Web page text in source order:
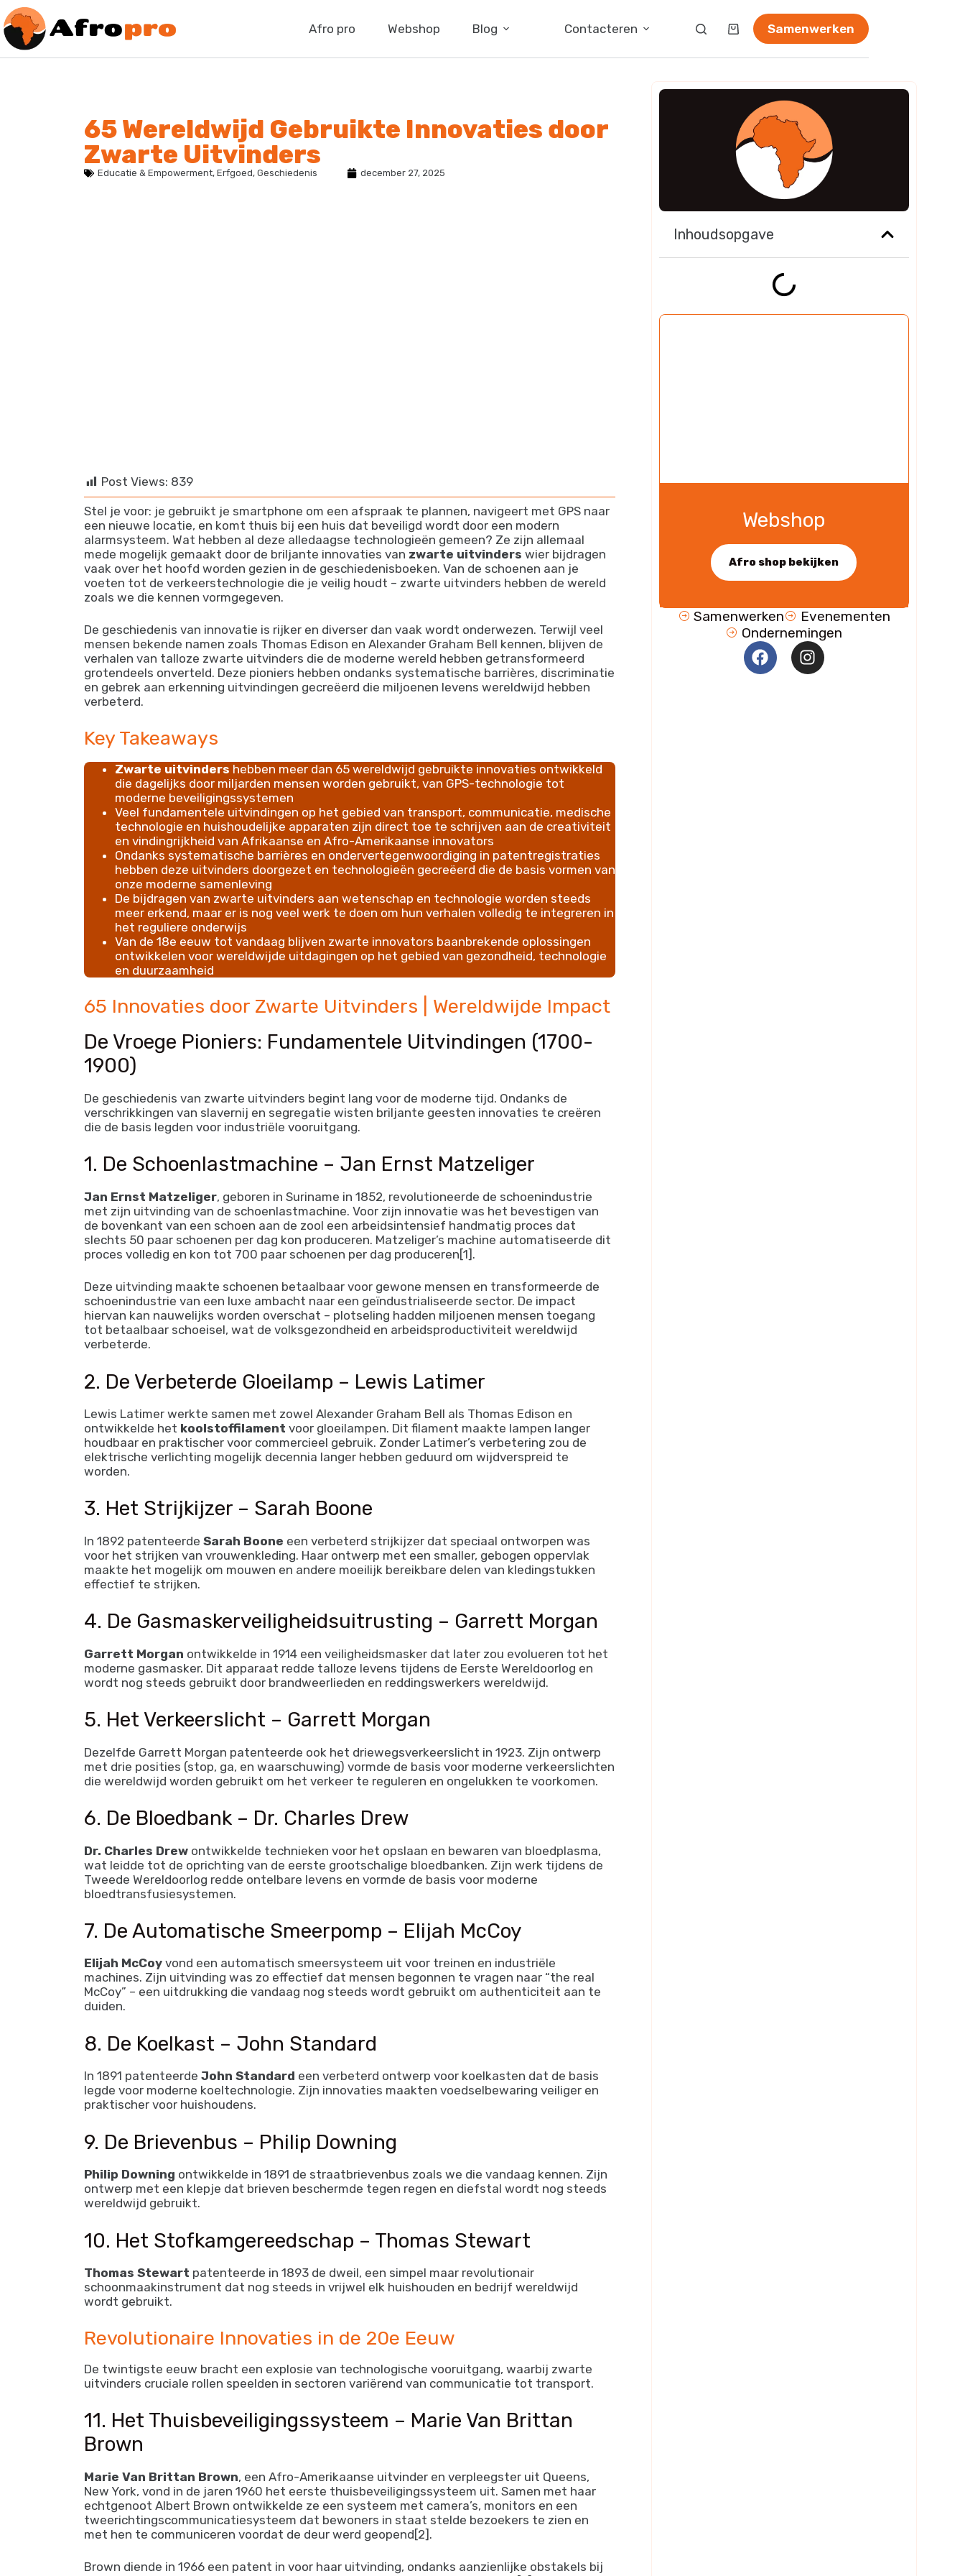
Afro pro Webshop Blog Contacteren Samenwerken
65 Wereldwijd Gebruikte Innovaties door
Zwarte Uitvinders
Educatie & Empowerment,Erfgoed,Geschiedenis december 27, 2025
Post Views: 839
Stel je voor: je gebruikt je smartphone om een afspraak te plannen, navigeert met GPS naar
een nieuwe locatie, en komt thuis bij een huis dat beveiligd wordt door een modern
alarmsysteem. Wat hebben al deze alledaagse technologieën gemeen? Ze zijn allemaal
mede mogelijk gemaakt door de briljante innovaties van zwarte uitvinders wier bijdragen
vaak over het hoofd worden gezien in de geschiedenisboeken. Van de schoenen aan je
voeten tot de verkeerstechnologie die je veilig houdt – zwarte uitvinders hebben de wereld
zoals we die kennen vormgegeven.
De geschiedenis van innovatie is rijker en diverser dan vaak wordt onderwezen. Terwijl veel
mensen bekende namen zoals Thomas Edison en Alexander Graham Bell kennen, blijven de
verhalen van talloze zwarte uitvinders die de moderne wereld hebben getransformeerd
grotendeels onverteld. Deze pioniers hebben ondanks systematische barrières, discriminatie
en gebrek aan erkenning uitvindingen gecreëerd die miljoenen levens wereldwijd hebben
verbeterd.
Key Takeaways
Zwarte uitvinders hebben meer dan 65 wereldwijd gebruikte innovaties ontwikkeld
die dagelijks door miljarden mensen worden gebruikt, van GPS-technologie tot
moderne beveiligingssystemen
Veel fundamentele uitvindingen op het gebied van transport, communicatie, medische
technologie en huishoudelijke apparaten zijn direct toe te schrijven aan de creativiteit
en vindingrijkheid van Afrikaanse en Afro-Amerikaanse innovators
Ondanks systematische barrières en ondervertegenwoordiging in patentregistraties
hebben deze uitvinders doorgezet en technologieën gecreëerd die de basis vormen van
onze moderne samenleving
De bijdragen van zwarte uitvinders aan wetenschap en technologie worden steeds
meer erkend, maar er is nog veel werk te doen om hun verhalen volledig te integreren in
het reguliere onderwijs
Van de 18e eeuw tot vandaag blijven zwarte innovators baanbrekende oplossingen
ontwikkelen voor wereldwijde uitdagingen op het gebied van gezondheid, technologie
en duurzaamheid
65 Innovaties door Zwarte Uitvinders | Wereldwijde Impact
De Vroege Pioniers: Fundamentele Uitvindingen (1700-
1900)
De geschiedenis van zwarte uitvinders begint lang voor de moderne tijd. Ondanks de
verschrikkingen van slavernij en segregatie wisten briljante geesten innovaties te creëren
die de basis legden voor industriële vooruitgang.
1. De Schoenlastmachine – Jan Ernst Matzeliger
Jan Ernst Matzeliger, geboren in Suriname in 1852, revolutioneerde de schoenindustrie
met zijn uitvinding van de schoenlastmachine. Voor zijn innovatie was het bevestigen van
de bovenkant van een schoen aan de zool een arbeidsintensief handmatig proces dat
slechts 50 paar schoenen per dag kon produceren. Matzeliger’s machine automatiseerde dit
proces volledig en kon tot 700 paar schoenen per dag produceren[1].
Deze uitvinding maakte schoenen betaalbaar voor gewone mensen en transformeerde de
schoenindustrie van een luxe ambacht naar een geïndustrialiseerde sector. De impact
hiervan kan nauwelijks worden overschat – plotseling hadden miljoenen mensen toegang
tot betaalbaar schoeisel, wat de volksgezondheid en arbeidsproductiviteit wereldwijd
verbeterde.
2. De Verbeterde Gloeilamp – Lewis Latimer
Lewis Latimer werkte samen met zowel Alexander Graham Bell als Thomas Edison en
ontwikkelde het koolstoffilament voor gloeilampen. Dit filament maakte lampen langer
houdbaar en praktischer voor commercieel gebruik. Zonder Latimer’s verbetering zou de
elektrische verlichting mogelijk decennia langer hebben geduurd om wijdverspreid te
worden.
3. Het Strijkijzer – Sarah Boone
In 1892 patenteerdeSarah Boone een verbeterd strijkijzer dat speciaal ontworpen was
voor het strijken van vrouwenkleding. Haar ontwerp met een smaller, gebogen oppervlak
maakte het mogelijk om mouwen en andere moeilijk bereikbare delen van kledingstukken
effectief te strijken.
4. De Gasmaskerveiligheidsuitrusting – Garrett Morgan
Garrett Morgan ontwikkelde in 1914 een veiligheidsmasker dat later zou evolueren tot het
moderne gasmasker. Dit apparaat redde talloze levens tijdens de Eerste Wereldoorlog en
wordt nog steeds gebruikt door brandweerlieden en reddingswerkers wereldwijd.
5. Het Verkeerslicht – Garrett Morgan
Dezelfde Garrett Morgan patenteerde ook het driewegsverkeerslicht in 1923. Zijn ontwerp
met drie posities (stop, ga, en waarschuwing) vormde de basis voor moderne verkeerslichten
die wereldwijd worden gebruikt om het verkeer te reguleren en ongelukken te voorkomen.
6. De Bloedbank – Dr. Charles Drew
Dr. Charles Drew ontwikkelde technieken voor het opslaan en bewaren van bloedplasma,
wat leidde tot de oprichting van de eerste grootschalige bloedbanken. Zijn werk tijdens de
Tweede Wereldoorlog redde ontelbare levens en vormde de basis voor moderne
bloedtransfusiesystemen.
7. De Automatische Smeerpomp – Elijah McCoy
Elijah McCoy vond een automatisch smeersysteem uit voor treinen en industriële
machines. Zijn uitvinding was zo effectief dat mensen begonnen te vragen naar “the real
McCoy” – een uitdrukking die vandaag nog steeds wordt gebruikt om authenticiteit aan te
duiden.
8. De Koelkast – John Standard
In 1891 patenteerdeJohn Standard een verbeterd ontwerp voor koelkasten dat de basis
legde voor moderne koeltechnologie. Zijn innovaties maakten voedselbewaring veiliger en
praktischer voor huishoudens.
9. De Brievenbus – Philip Downing
Philip Downing ontwikkelde in 1891 de straatbrievenbus zoals we die vandaag kennen. Zijn
ontwerp met een klepje dat brieven beschermde tegen regen en diefstal wordt nog steeds
wereldwijd gebruikt.
10. Het Stofkamgereedschap – Thomas Stewart
Thomas Stewart patenteerde in 1893 de dweil, een simpel maar revolutionair
schoonmaakinstrument dat nog steeds in vrijwel elk huishouden en bedrijf wereldwijd
wordt gebruikt.
Revolutionaire Innovaties in de 20e Eeuw
De twintigste eeuw bracht een explosie van technologische vooruitgang, waarbij zwarte
uitvinders cruciale rollen speelden in sectoren variërend van communicatie tot transport.
11. Het Thuisbeveiligingssysteem – Marie Van Brittan
Brown
Marie Van Brittan Brown, een Afro-Amerikaanse uitvinder en verpleegster uit Queens,
New York, vond in de jaren 1960 het eerste thuisbeveiligingssysteem uit. Samen met haar
echtgenoot Albert Brown ontwikkelde ze een systeem met camera’s, monitors en een
tweerichtingscommunicatiesysteem dat bewoners in staat stelde bezoekers te zien en
met hen te communiceren voordat de deur werd geopend[2].
Brown diende in 1966 een patent in voor haar uitvinding, ondanks aanzienlijke obstakels bij
Inhoudsopgave
Webshop
Afro shop bekijken
Samenwerken
Evenementen
Ondernemingen